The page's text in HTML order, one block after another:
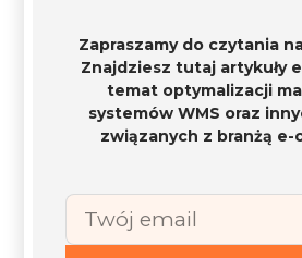
Zapraszamy do czytania
Znajdziesz tutaj artykuły
temat optymalizacji
systemów WMS oraz
związanych z branżą e-